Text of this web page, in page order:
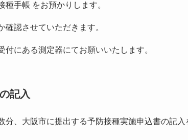
手帳 をお預かりします。
認させていただきます。
付にある測定器にてお願いいたします。
記入
分、大阪市に提出する予防接種実施申込書の記入